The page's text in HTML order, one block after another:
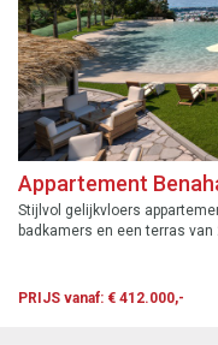
Appartement
Stijlvol gelijkvloers
badkamers en een terras van
PRIJS vanaf: € 412.000,-